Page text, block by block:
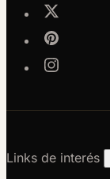
Links de interés